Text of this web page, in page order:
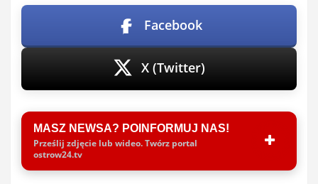
Facebook
X (Twitter)
MASZ NEWSA? POINFORMUJ NAS!
Prześlij zdjęcie lub wideo. Twórz portal
ostrow24.tv